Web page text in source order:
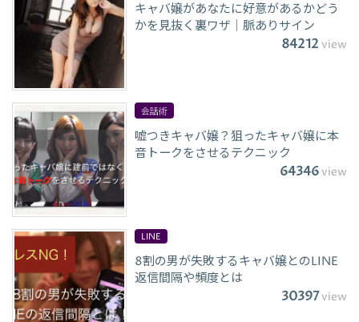
キャバ嬢があなたに好意があるかどう
かを見抜く裏ワザ｜脈ありサイン
84212 view
会話術
嘘つきキャバ嬢？狙ったキャバ嬢に本
音トークをさせるテクニック
64346view
LINE
8割の男が失敗するキャバ嬢とのLINE
返信間隔や頻度とは
30397view